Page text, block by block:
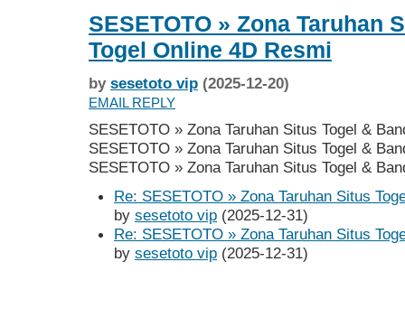
SESETOTO » Zona Taruhan
Togel Online 4D Resmi
by sesetoto vip (2025-12-20)
EMAIL REPLY
SESETOTO » Zona Taruhan Situs Togel &
SESETOTO » Zona Taruhan Situs Togel &
SESETOTO » Zona Taruhan Situs Togel &
Re: SESETOTO » Zona Taruhan Situs
by sesetoto vip (2025-12-31)
Re: SESETOTO » Zona Taruhan Situs
by sesetoto vip (2025-12-31)